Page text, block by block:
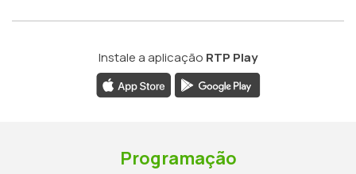
Instale a aplicação RTP Play
Programação